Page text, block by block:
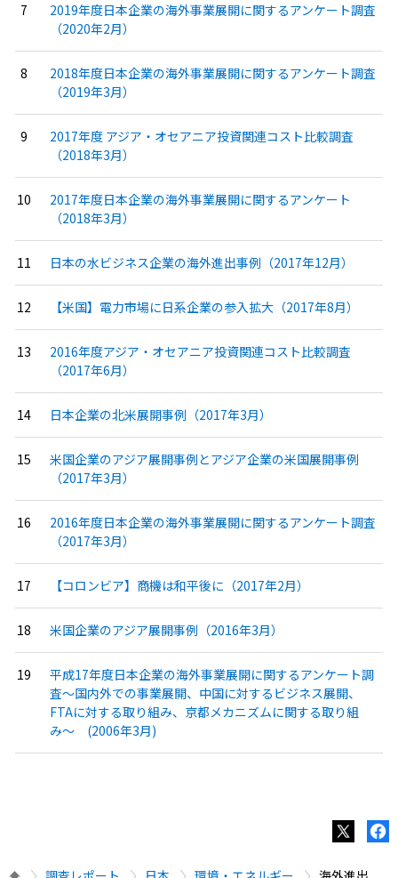
2019年度日本企業の海外事業展開に関するアンケート調査
（2020年2月）
2018年度日本企業の海外事業展開に関するアンケート調査
（2019年3月）
2017年度 アジア・オセアニア投資関連コスト比較調査
（2018年3月）
2017年度日本企業の海外事業展開に関するアンケート
（2018年3月）
日本の水ビジネス企業の海外進出事例（2017年12月）
【米国】電力市場に日系企業の参入拡大（2017年8月）
2016年度アジア・オセアニア投資関連コスト比較調査
（2017年6月）
日本企業の北米展開事例（2017年3月）
米国企業のアジア展開事例とアジア企業の米国展開事例
（2017年3月）
2016年度日本企業の海外事業展開に関するアンケート調査
（2017年3月）
【コロンビア】商機は和平後に（2017年2月）
米国企業のアジア展開事例（2016年3月）
平成17年度日本企業の海外事業展開に関するアンケート調
査〜国内外での事業展開、中国に対するビジネス展開、
FTAに対する取り組み、京都メカニズムに関する取り組
み〜 (2006年3月)